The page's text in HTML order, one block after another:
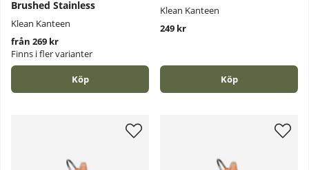
Brushed Stainless
Klean Kanteen
från 269 kr
Finns i fler varianter
Köp
Klean Kanteen
249 kr
Köp